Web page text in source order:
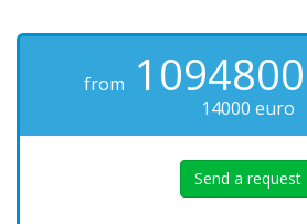
from 1094800
14000 euro
Send a request